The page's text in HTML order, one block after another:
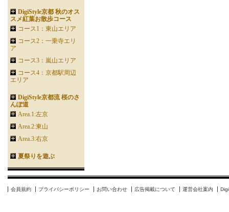
DigiStyle京都 秋のオス
スメ紅葉お散歩コース
コース1：東山エリア
コース2：一乗寺エリ
ア
コース3：嵐山エリア
コース4：京都駅周辺
エリア
DigiStyle京都流 桜のさ
んぽ道
Area.1:左京
Area.2:東山
Area.3:右京
夏祭りを遊ぶ
会員規約 プライバシーポリシー お問い合わせ 広告掲載について 運営会社案内